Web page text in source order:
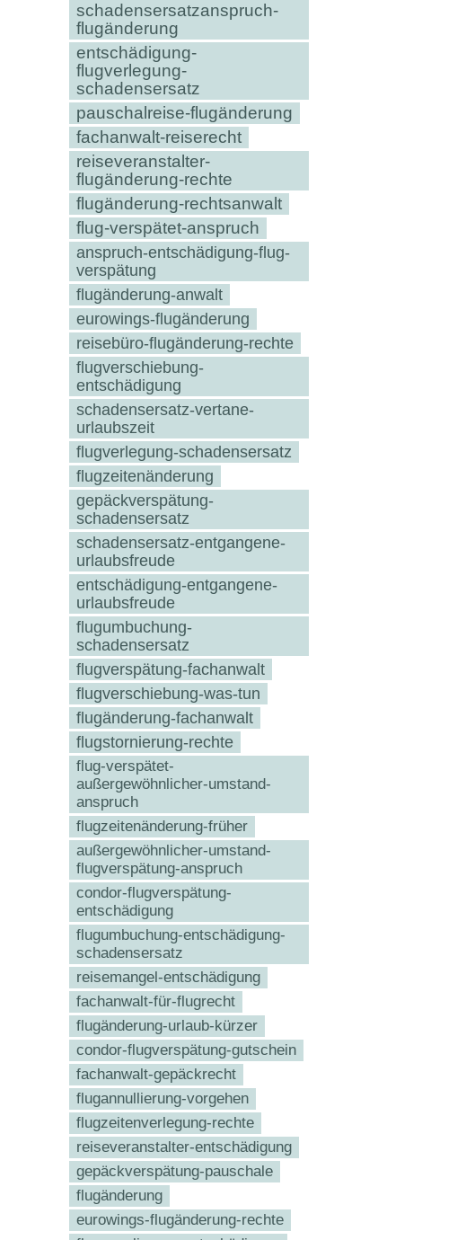
schadensersatzanspruch-
flugänderung
entschädigung-
flugverlegung-
schadensersatz
pauschalreise-flugänderung
fachanwalt-reiserecht
reiseveranstalter-
flugänderung-rechte
flugänderung-rechtsanwalt
flug-verspätet-anspruch
anspruch-entschädigung-flug-
verspätung
flugänderung-anwalt
eurowings-flugänderung
reisebüro-flugänderung-rechte
flugverschiebung-
entschädigung
schadensersatz-vertane-
urlaubszeit
flugverlegung-schadensersatz
flugzeitenänderung
gepäckverspätung-
schadensersatz
schadensersatz-entgangene-
urlaubsfreude
entschädigung-entgangene-
urlaubsfreude
flugumbuchung-
schadensersatz
flugverspätung-fachanwalt
flugverschiebung-was-tun
flugänderung-fachanwalt
flugstornierung-rechte
flug-verspätet-
außergewöhnlicher-umstand-
anspruch
flugzeitenänderung-früher
außergewöhnlicher-umstand-
flugverspätung-anspruch
condor-flugverspätung-
entschädigung
flugumbuchung-entschädigung-
schadensersatz
reisemangel-entschädigung
fachanwalt-für-flugrecht
flugänderung-urlaub-kürzer
condor-flugverspätung-gutschein
fachanwalt-gepäckrecht
flugannullierung-vorgehen
flugzeitenverlegung-rechte
reiseveranstalter-entschädigung
gepäckverspätung-pauschale
flugänderung
eurowings-flugänderung-rechte